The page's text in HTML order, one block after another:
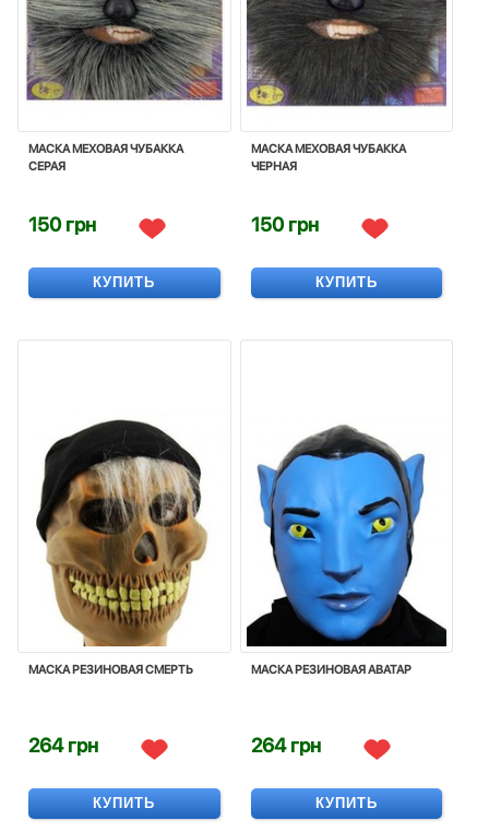
МАСКА МЕХОВАЯ ЧУБАККА
СЕРАЯ
150 грн
КУПИТЬ
МАСКА МЕХОВАЯ ЧУБАККА
ЧЕРНАЯ
150 грн
КУПИТЬ
МАСКА РЕЗИНОВАЯ CМЕРТЬ
264 грн
КУПИТЬ
МАСКА РЕЗИНОВАЯ АВАТАР
264 грн
КУПИТЬ